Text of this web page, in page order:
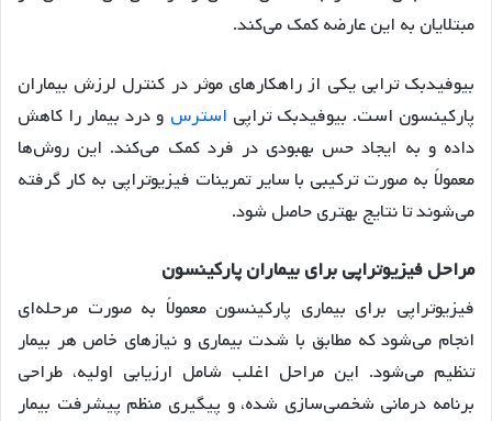
مبتلایان به این عارضه کمک می‌کند.
بیوفیدبک ترابی یکی از راهکارهای موثر در کنترل لرزش بیماران
پارکینسون است. بیوفیدبک تراپی استرس و درد بیمار را کاهش
داده و به ایجاد حس بهبودی در فرد کمک می‌کند. این روش‌ها
معمولاً به صورت ترکیبی با سایر تمرینات فیزیوتراپی به کار گرفته
می‌شوند تا نتایج بهتری حاصل شود.
مراحل فیزیوتراپی برای بیماران پارکینسون
فیزیوتراپی برای بیماری پارکینسون معمولاً به صورت مرحله‌ای
انجام می‌شود که مطابق با شدت بیماری و نیازهای خاص هر بیمار
تنظیم می‌شود. این مراحل اغلب شامل ارزیابی اولیه، طراحی
برنامه درمانی شخصی‌سازی شده، و پیگیری منظم پیشرفت بیمار